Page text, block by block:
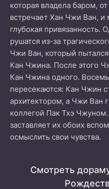
которая владела баром,
встречает Хан Чжи Ван,
глубокая привязанность.
рушатся из-за
Чжи Ван, который
Кан Чжина. После этого
Кан Чжина одного.
пересекаются: Кан Чжин
архитектором, а Чжи Ван
коллегой Пак Тхэ
заставляет их обоих
осмыслить свои чувства.
Смотреть